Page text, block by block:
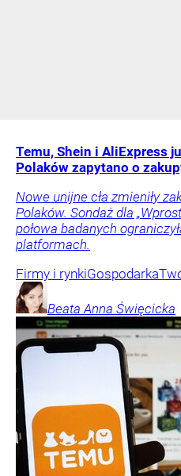
Temu, Shein i AliExpress
Polaków zapytano o
Nowe unijne cła zmieniły
Polaków. Sondaż dla
połowa badanych
platformach.
Firmy i rynkiGospodarka
Beata Anna Święcicka